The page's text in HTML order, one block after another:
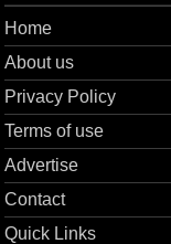
Home
About us
Privacy Policy
Terms of use
Advertise
Contact
Quick Links